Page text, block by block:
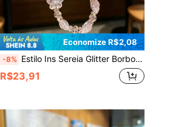
Economize R$2,08
-8% Estilo Ins Sereia Glitter Borboleta Cristal Corrente de Contas Pendente Charm para Capa de Celular, Cordão de Pulso Decorativo de Contas Moda Corrente Pendente para Câmera CCD, Charm para Bolsa, Pendente para Chaveiro
R$23,91